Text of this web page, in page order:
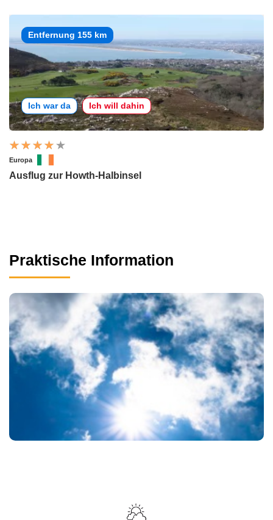
Entfernung 155 km
Ich war da Ich will dahin
Europa
Ausflug zur Howth-Halbinsel
Praktische Information